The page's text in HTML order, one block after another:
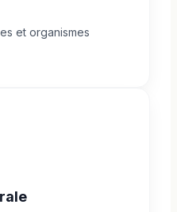
et organismes